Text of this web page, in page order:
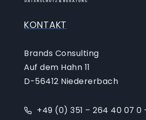
KONTAKT
Brands Consulting
Auf dem Hahn 11
D-56412 Niedererbach
+49 (0) 351 – 264 40 07 0